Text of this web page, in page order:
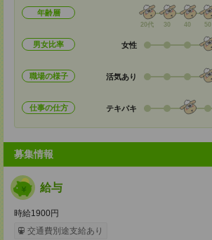
年齢層
20代 30 40 50
男女比率 女性
職場の様子 活気あり
仕事の仕方 テキパキ
募集情報
給与
時給1900円
交通費別途支給あり